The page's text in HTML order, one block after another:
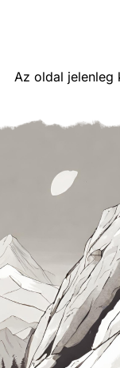
Az oldal jelenleg